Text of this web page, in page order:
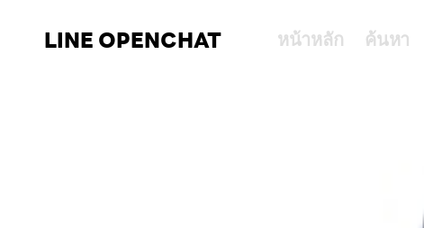
LINE OPENCHAT หน้าหลัก ค้นหา